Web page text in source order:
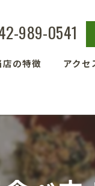
989-0541
店の特徴
ベーグル
玉の玄米
アクセ